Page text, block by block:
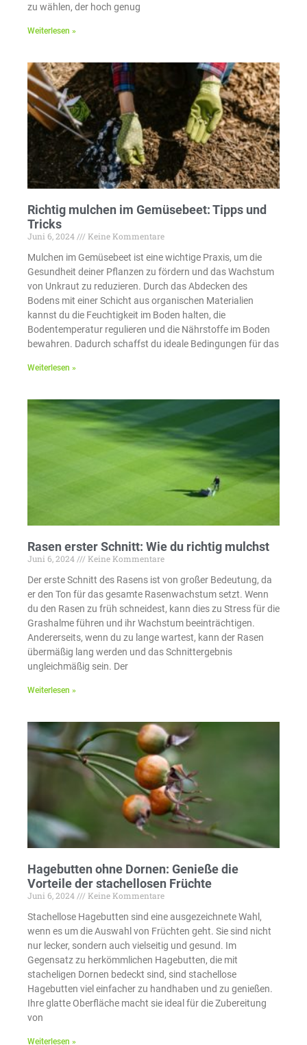
zu wählen, der hoch genug
Weiterlesen »
Richtig mulchen im Gemüsebeet: Tipps und
Tricks
Juni 6, 2024
Keine Kommentare
Mulchen im Gemüsebeet ist eine wichtige Praxis, um die
Gesundheit deiner Pflanzen zu fördern und das Wachstum
von Unkraut zu reduzieren. Durch das Abdecken des
Bodens mit einer Schicht aus organischen Materialien
kannst du die Feuchtigkeit im Boden halten, die
Bodentemperatur regulieren und die Nährstoffe im Boden
bewahren. Dadurch schaffst du ideale Bedingungen für das
Weiterlesen »
Rasen erster Schnitt: Wie du richtig mulchst
Juni 6, 2024
Keine Kommentare
Der erste Schnitt des Rasens ist von großer Bedeutung, da
er den Ton für das gesamte Rasenwachstum setzt. Wenn
du den Rasen zu früh schneidest, kann dies zu Stress für die
Grashalme führen und ihr Wachstum beeinträchtigen.
Andererseits, wenn du zu lange wartest, kann der Rasen
übermäßig lang werden und das Schnittergebnis
ungleichmäßig sein. Der
Weiterlesen »
Hagebutten ohne Dornen: Genieße die
Vorteile der stachellosen Früchte
Juni 6, 2024
Keine Kommentare
Stachellose Hagebutten sind eine ausgezeichnete Wahl,
wenn es um die Auswahl von Früchten geht. Sie sind nicht
nur lecker, sondern auch vielseitig und gesund. Im
Gegensatz zu herkömmlichen Hagebutten, die mit
stacheligen Dornen bedeckt sind, sind stachellose
Hagebutten viel einfacher zu handhaben und zu genießen.
Ihre glatte Oberfläche macht sie ideal für die Zubereitung
von
Weiterlesen »